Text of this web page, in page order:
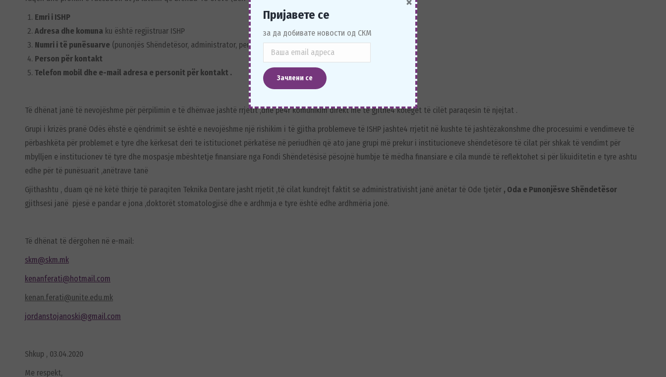
Emri i ISHP
Adresa dhe komuna ku është regjistruar ISHP
Numri i të punësuarve (punonjës Shëndetësor, administrator, personel ndihmës me kontratëtë plotë dhe).
Person për kontakt
Telefon mobil dhe e-mail adresa e personit për kontakt .
Të dhënat janë të nevojëshme për përpilimin e të dhënvae jashtë rrjetit ,dhe pe4r komunikim direkt me të gjithe4 kolegët të cilët paraqesin të njejtat .
Grupi i krizës pranë Odës ëhstë e qëndrimit se është e nevojëshme një rishikim i të gjitha problemeve të ISHP jashte4 rrjetit në kushte të jashtëzakonshme dhe procesuimi e vendimeve të
përbashkëta për problemet e tyre dhe kërkesat deri te istitucionet përkatëse në periudhën që ato jane grupi më prekur i institucioneve shëndetësore të cilat për shkak të vendimt për
mbylljen e institucionev të tyre dhe mospasje mbështetje finansiare nga Fondi Shëndetësisë pësojnë humbje të mëdha finansiare e cila mundë të reflektohet si për likuiditetin e tyre ashtu
edhe për të punësuarit ,anëtrave tanë
Gjithashtu , duam që në këtë thirje të paraqiten Teknika Dentare jasht rrjetit ,të cilat kundrejt faktit se administrativisht janë anëtar të Ode tjetër , Oda e Punonjësve Shëndetësor
gjithsesi janë pjesë e pandar e jona ,doktorët stomatologjisë dhe e ardhmja e tyre është edhe ardhmëria jonë.
Të dhënat të dërgohen në e-mail:
skm@skm.mk
kenanferati@hotmail.com
kenan.ferati@unite.edu.mk
jordanstojanoski@gmail.com
Shkup , 03.04.2020
Me respekt,
Пријавете се
за да добивате новости од СКМ